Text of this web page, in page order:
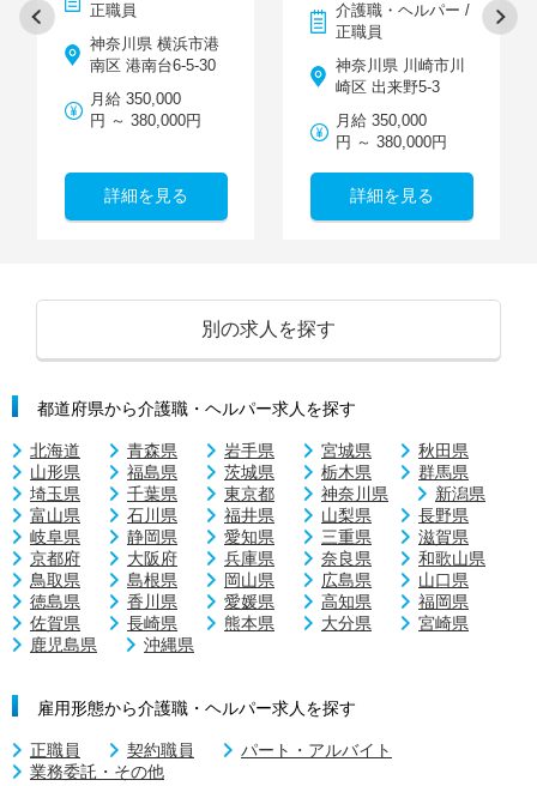
正職員
神奈川県 横浜市港
南区 港南台6-5-30
月給 350,000
円 ～ 380,000円
詳細を見る
介護職・ヘルパー /
正職員
神奈川県 川崎市川
崎区 出来野5-3
月給 350,000
円 ～ 380,000円
詳細を見る
別の求人を探す
都道府県から介護職・ヘルパー求人を探す
北海道 青森県 岩手県 宮城県
秋田県
山形県
福島県 茨城県 栃木県
群馬県
埼玉県
千葉県 東京都 神奈川県
新潟県
富山県
石川県 福井県 山梨県
長野県
岐阜県
静岡県 愛知県 三重県
滋賀県
京都府
大阪府 兵庫県 奈良県
和歌山県
鳥取県
島根県 岡山県 広島県
山口県
徳島県
香川県 愛媛県 高知県
福岡県
佐賀県
長崎県 熊本県 大分県
宮崎県
鹿児島県
沖縄県
雇用形態から介護職・ヘルパー求人を探す
正職員 契約職員
パート・アルバイト
業務委託・その他